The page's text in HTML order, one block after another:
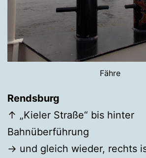
Fähre
Rendsburg
↑ „Kieler Straße“ bis hinter
Bahnüberführung
→ und gleich wieder, rechts